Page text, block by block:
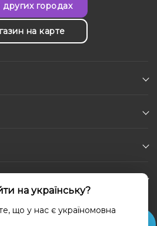
городах
на карте
сети
на українську?
що у нас є україномовна